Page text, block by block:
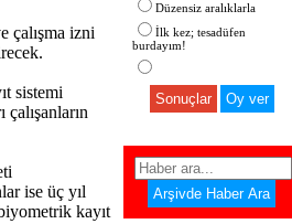
çalışma izni
sistemi
ise üç yıl
kayıt
Düzensiz aralıklarla
İlk kez; tesadüfen
burdayım!
Sonuçlar